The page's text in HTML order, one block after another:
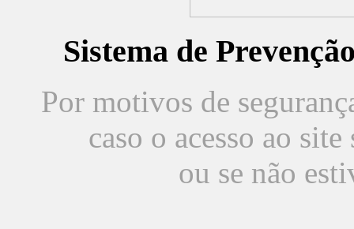
Sistema de
Por motivos de
caso o acesso ao
ou se não